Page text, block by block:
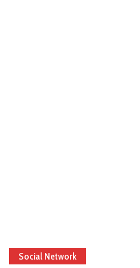
Social Network